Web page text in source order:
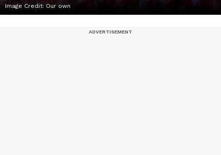
Image Credit: Our own